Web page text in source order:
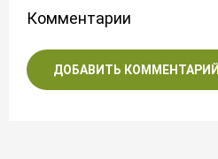
Комментарии
ДОБАВИТЬ КОММЕНТАРИЙ